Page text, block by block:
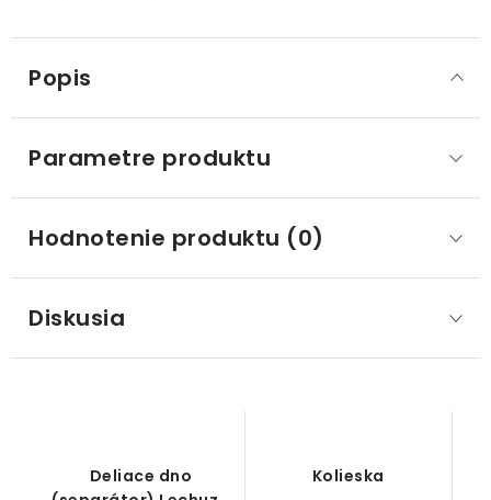
Popis
Parametre produktu
Hodnotenie produktu (0)
Diskusia
Deliace dno
Kolieska